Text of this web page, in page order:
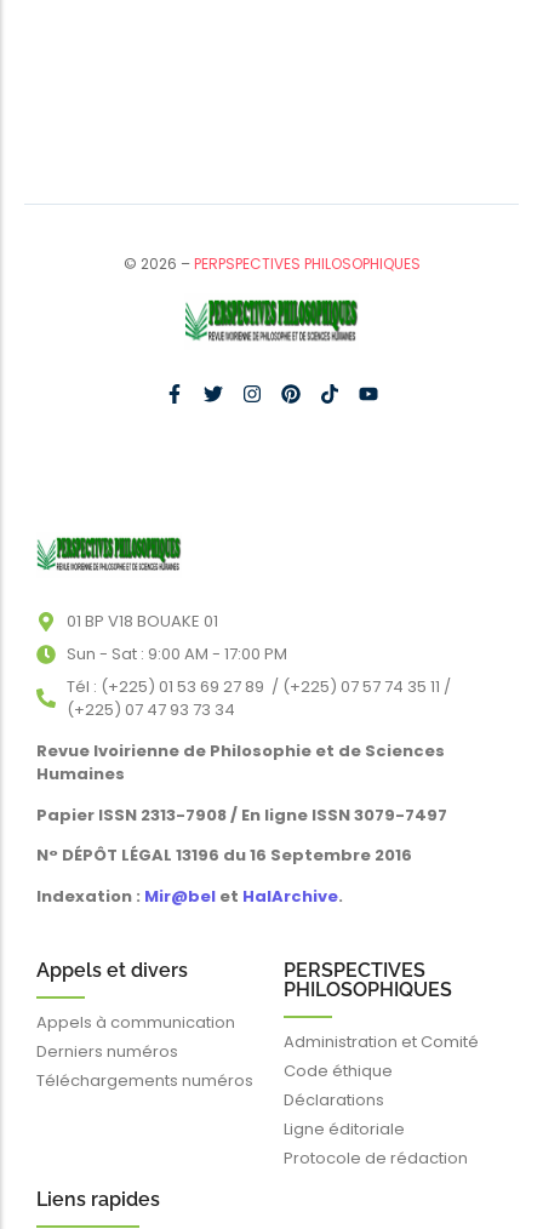
© 2026 –PERPSPECTIVES PHILOSOPHIQUES
01 BP V18 BOUAKE 01
Sun - Sat : 9:00 AM - 17:00 PM
Tél : (+225) 01 53 69 27 89 / (+225) 07 57 74 35 11 /
(+225) 07 47 93 73 34
Revue Ivoirienne de Philosophie et de Sciences
Humaines
Papier ISSN 2313-7908 / En ligne ISSN 3079-7497
N° DÉPÔT LÉGAL 13196 du 16 Septembre 2016
Indexation : Mir@bel et HalArchive.
Appels et divers
Appels à communication
Derniers numéros
Téléchargements numéros
PERSPECTIVES
PHILOSOPHIQUES
Administration et Comité
Code éthique
Déclarations
Ligne éditoriale
Protocole de rédaction
Liens rapides